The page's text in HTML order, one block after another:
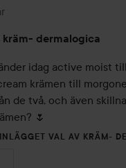
skapades 1 år
kräm- dermalogica
idag active moist
krämen till
de två, och även
🌷
VAL AV KRÄM-